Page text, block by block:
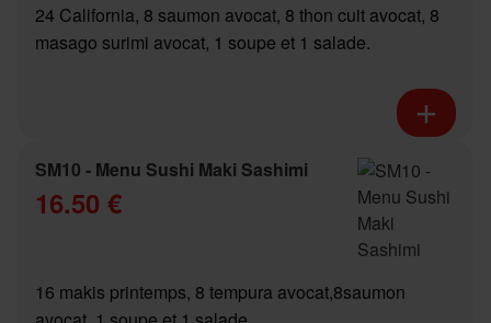
24 California, 8 saumon avocat, 8 thon cuit avocat, 8
masago surimi avocat, 1 soupe et 1 salade.
SM10 - Menu Sushi Maki Sashimi
16.50 €
16 makis printemps, 8 tempura avocat,8saumon